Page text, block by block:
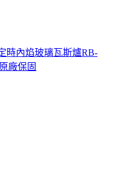
時內焰玻璃瓦斯爐RB-
廠保固